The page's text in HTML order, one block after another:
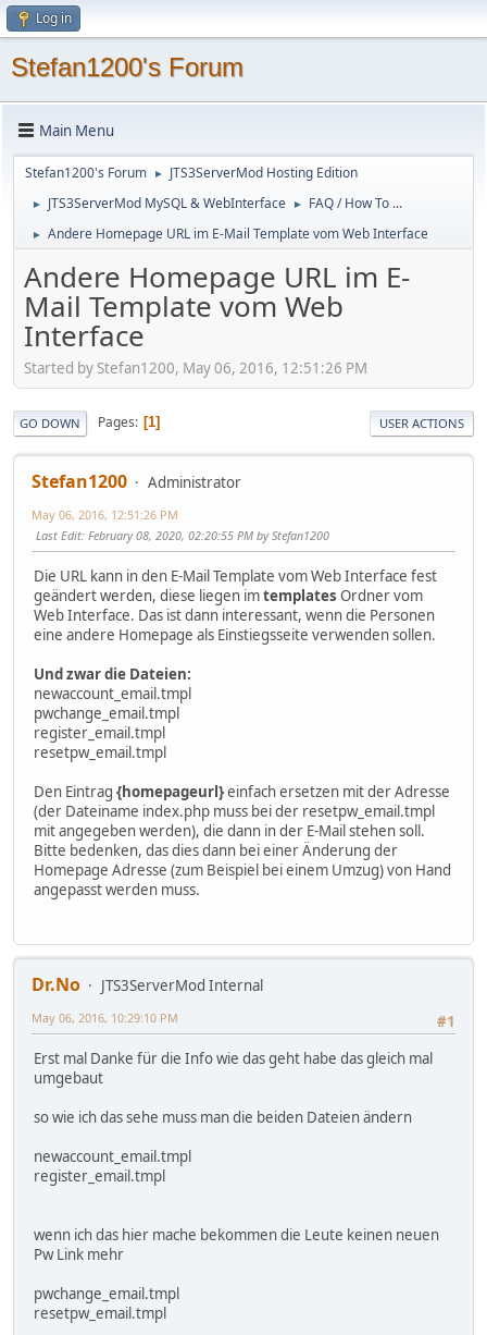
Log in
Stefan1200's Forum
Main Menu
Stefan1200's Forum ► JTS3ServerMod Hosting Edition
► JTS3ServerMod MySQL & WebInterface ► FAQ / How To ...
► Andere Homepage URL im E-Mail Template vom Web Interface
Andere Homepage URL im E-
Mail Template vom Web
Interface
Started by Stefan1200, May 06, 2016, 12:51:26 PM
GO DOWN Pages 1 USER ACTIONS
Stefan1200 Administrator
May 06, 2016, 12:51:26 PM
Last Edit: February 08, 2020, 02:20:55 PM by Stefan1200
Die URL kann in den E-Mail Template vom Web Interface fest
geändert werden, diese liegen imtemplates Ordner vom
Web Interface. Das ist dann interessant, wenn die Personen
eine andere Homepage als Einstiegsseite verwenden sollen.
Und zwar die Dateien:
newaccount_email.tmpl
pwchange_email.tmpl
register_email.tmpl
resetpw_email.tmpl
Den Eintrag {homepageurl}einfach ersetzen mit der Adresse
(der Dateiname index.php muss bei der resetpw_email.tmpl
mit angegeben werden), die dann in der E-Mail stehen soll.
Bitte bedenken, das dies dann bei einer Änderung der
Homepage Adresse (zum Beispiel bei einem Umzug) von Hand
angepasst werden muss.
Dr.No
JTS3ServerMod Internal
#1
May 06, 2016, 10:29:10 PM
Erst mal Danke für die Info wie das geht habe das gleich mal
umgebaut
so wie ich das sehe muss man die beiden Dateien ändern
newaccount_email.tmpl
register_email.tmpl
wenn ich das hier mache bekommen die Leute keinen neuen
Pw Link mehr
pwchange_email.tmpl
resetpw_email.tmpl